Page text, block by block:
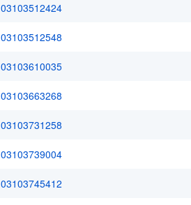
03103512424
03103512548
03103610035
03103663268
03103731258
03103739004
03103745412